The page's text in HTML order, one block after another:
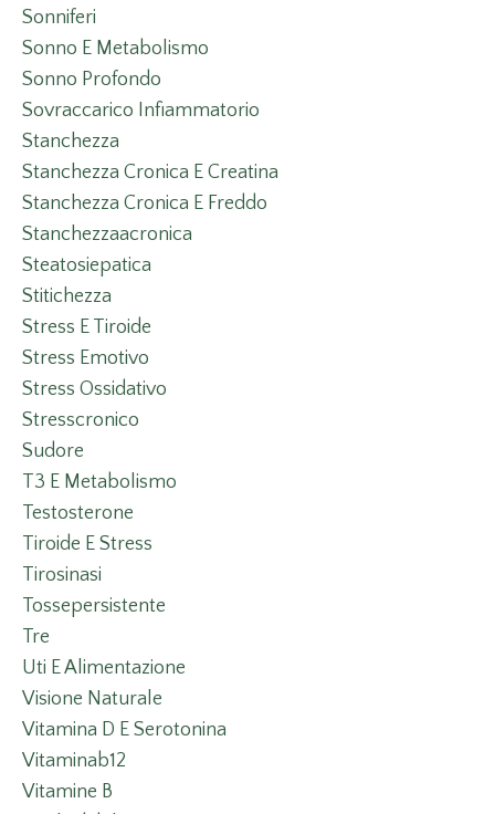
Sonniferi
Sonno E Metabolismo
Sonno Profondo
Sovraccarico Infiammatorio
Stanchezza
Stanchezza Cronica E Creatina
Stanchezza Cronica E Freddo
Stanchezzaacronica
Steatosiepatica
Stitichezza
Stress E Tiroide
Stress Emotivo
Stress Ossidativo
Stresscronico
Sudore
T3 E Metabolismo
Testosterone
Tiroide E Stress
Tirosinasi
Tossepersistente
Tre
Uti E Alimentazione
Visione Naturale
Vitamina D E Serotonina
Vitaminab12
Vitamine B